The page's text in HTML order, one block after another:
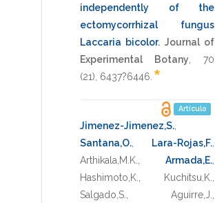
independently of the
ectomycorrhizal fungus
Laccaria bicolor. Journal of
Experimental Botany
70
(21), 6437?6446 *
Artículo
Jimenez-Jimenez,S.
Santana,O.
Lara-Rojas,F.
Arthikala,M.K.
Armada,E.
Hashimoto,K.
Kuchitsu,K.
Salgado,S.
Aguirre,J.